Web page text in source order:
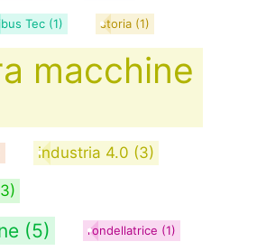
Tec (1) storia (1)
macchine
industria 4.0 (3)
(5) rondellatrice (1)